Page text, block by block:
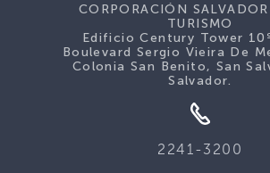
CORPORACIÓN
TURISMO
Edificio Century Tower
Boulevard Sergio Vieira De
Colonia San Benito, San
Salvador.
2241-3200